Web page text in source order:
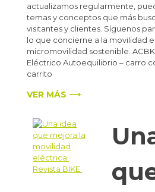
actualizamos regularmente,
temas y conceptos que más
visitantes y clientes. Síguenos
lo que concierne a la movilidad
micromovilidad sostenible.
Eléctrico Autoequilibrio – carro
carrito
VER MÁS ⟶